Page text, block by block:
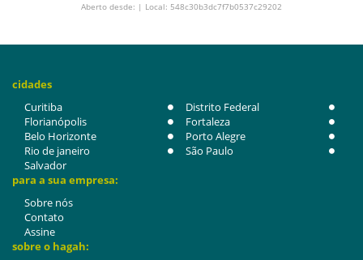
Aberto desde: | Local: 548c30b3dc7f7b0537c29202
cidades
Curitiba
Distrito Federal
Florianópolis
Fortaleza
Belo Horizonte
Porto Alegre
Rio de janeiro
São Paulo
Salvador
para a sua empresa:
Sobre nós
Contato
Assine
sobre o hagah: